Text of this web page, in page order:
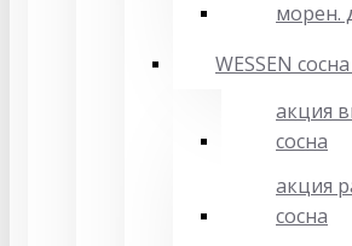
морен.
WESSEN сосна
акция
сосна
акция
сосна